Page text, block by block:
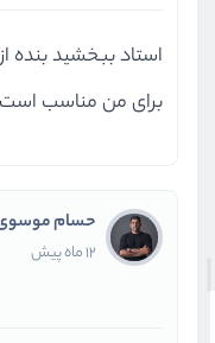
استاد ببخشید بنده
برای من مناسب است
حسام
12 ماه پیش